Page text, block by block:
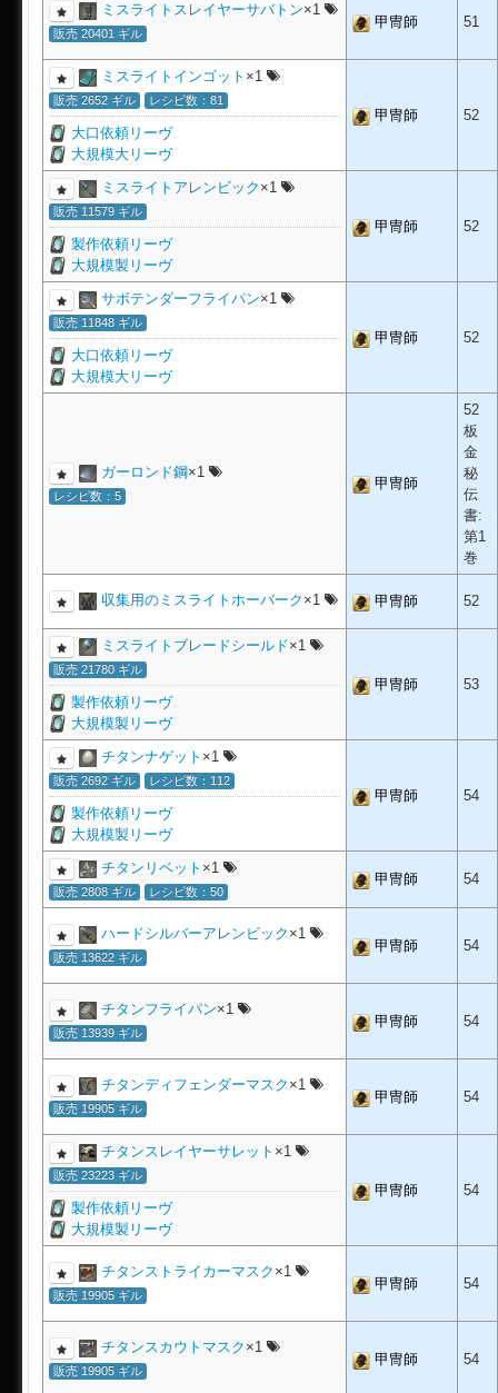
ミスライトスレイヤーサバトン×1
販売 20401 ギル
甲冑師 51
ミスライトインゴット ×1
販売 2652 ギル レシピ数：81
大口依頼リーヴ
大規模大リーヴ
甲冑師 52
ミスライトアレンビック ×1
販売 11579 ギル
製作依頼リーヴ
大規模製リーヴ
甲冑師 52
サボテンダーフライパン×1
販売 11848 ギル
大口依頼リーヴ
大規模大リーヴ
甲冑師 52
ガーロンド鋼×1
レシピ数：5
甲冑師
52
板
金
秘
伝
書:
第1
巻
収集用のミスライトホーバーク ×1 甲冑師 52
ミスライトブレードシールド×1
販売 21780 ギル
製作依頼リーヴ
大規模製リーヴ
甲冑師 53
チタンナゲット ×1
販売 2692 ギル レシピ数：112
製作依頼リーヴ
大規模製リーヴ
甲冑師 54
チタンリベット ×1
販売 2808 ギル レシピ数：50
甲冑師 54
ハードシルバーアレンビック ×1
販売 13622 ギル
甲冑師 54
チタンフライパン×1
販売 13939 ギル
甲冑師 54
チタンディフェンダーマスク ×1
販売 19905 ギル
甲冑師 54
チタンスレイヤーサレット ×1
販売 23223 ギル
製作依頼リーヴ
大規模製リーヴ
甲冑師 54
チタンストライカーマスク ×1
販売 19905 ギル
甲冑師 54
チタンスカウトマスク ×1
販売 19905 ギル
甲冑師 54